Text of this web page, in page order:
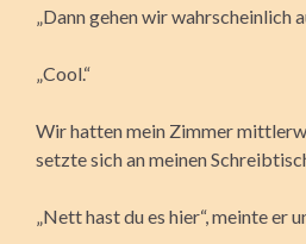
„Dann gehen wir wahrscheinlich
„Cool.“
Wir hatten mein Zimmer
setzte sich an meinen
„Nett hast du es hier“, meinte er